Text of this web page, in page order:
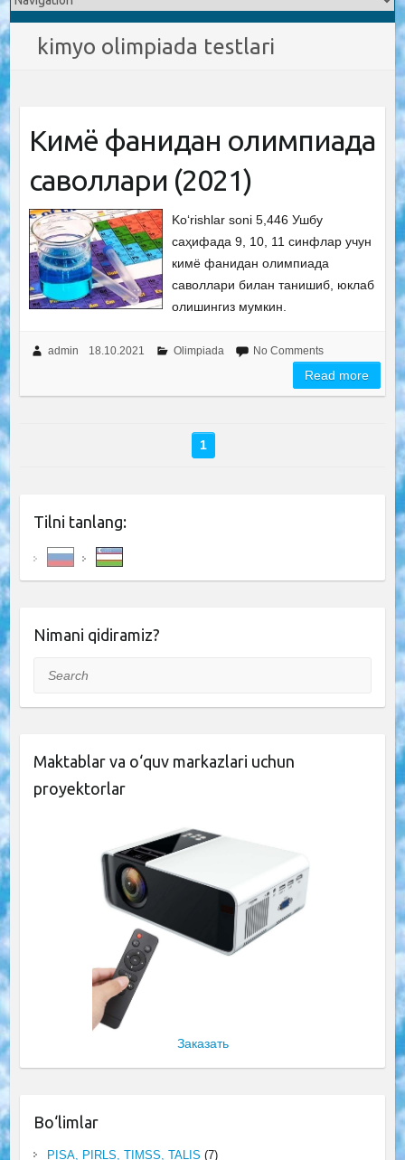
kimyo olimpiada testlari
Кимё фанидан олимпиада
саволлари (2021)
Ko‘rishlar soni 5,446 Ушбу
саҳифада 9, 10, 11 синфлар учун
кимё фанидан олимпиада
саволлари билан танишиб, юклаб
олишингиз мумкин.
admin 18.10.2021 Olimpiada No Comments
Read more
1
Tilni tanlang:
Nimani qidiramiz?
Search
Maktablar va o‘quv markazlari uchun
proyektorlar
Заказать
Bo‘limlar
PISA, PIRLS, TIMSS, TALIS (7)